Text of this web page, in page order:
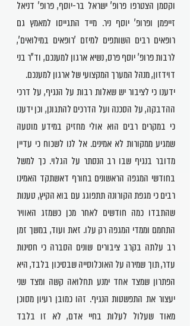
וקסמן הצטרפו פרופ' ישראל בר-יוסף, פרופ' דניאל
זייפמן ופרופ' יוסף ניר. מייד התגייסו למאמץ גם
רופאים רבים השותפים למיזם 'רופאים במילואים',
לרבות פרופ' יוסף פרס, נשיא ארגון למענכם, וד"ר בני
דוידזון, מנהל המערך המקצועי של ארגון למענכם.
ידענו כי לציבור יש שאלות רבות על הנגיף, על דרכי
ההדבקה, על הסכנה ועל הדרכים להתגונן, וכן ידענו
כי במקרים רבים הוא אולי מחזיק במידע מוטעה
שמגיע ממקורות לא אמינים. אל לנו לשכוח כי עדיין
מדובר בנגיף שבו רב הנסתר על הגלוי. כך למשל
בחודשי המגפה הראשונים בחורף דאשתקד האמינו
רבים כי מגפת הקורונה תתפוגג עם בוא הקיץ, טענות
שהתבדו כמה חודשים לאחר מכן כשמזג האוויר
התחמם וממדי המגפה רק עלו. זאת ועוד, במשך זמן
רב עלתה בקרב ציבורים שונים הסברה כי חסינות
עדר, תוך שמירה על האוכלוסייה שבסיכון בלבד, היא
הפתרון שמצד אחד ימנע תחלואה קשה ומצד שני
יעצור את התפשטות הנגיף. זהו כמובן רעיון מסוכן
מאוד שעלול לעלות בחיי אדם, לא זו בלבד